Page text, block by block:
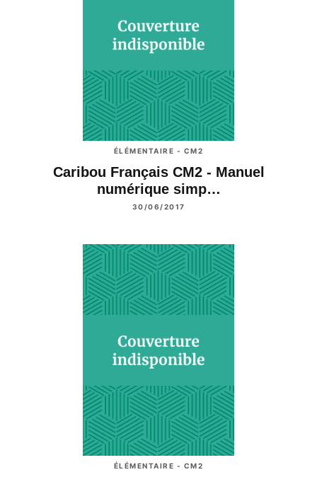
ÉLÉMENTAIRE - CM2
Caribou Français CM2 - Manuel
numérique simp…
30/06/2017
ÉLÉMENTAIRE - CM2